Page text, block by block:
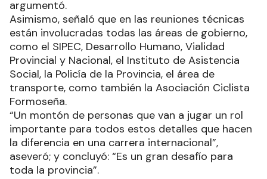
argumentó.
Asimismo, señaló que en las reuniones técnicas
están involucradas todas las áreas de gobierno,
como el SIPEC, Desarrollo Humano, Vialidad
Provincial y Nacional, el Instituto de Asistencia
Social, la Policía de la Provincia, el área de
transporte, como también la Asociación Ciclista
Formoseña.
“Un montón de personas que van a jugar un rol
importante para todos estos detalles que hacen
la diferencia en una carrera internacional”,
aseveró; y concluyó: “Es un gran desafío para
toda la provincia”.